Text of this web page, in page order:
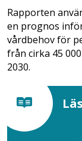
Rapporten
en prognos
vårdbehov för
från cirka 45
2030.